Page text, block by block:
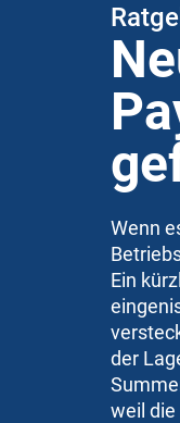
Wenn
Ein
der
weil die